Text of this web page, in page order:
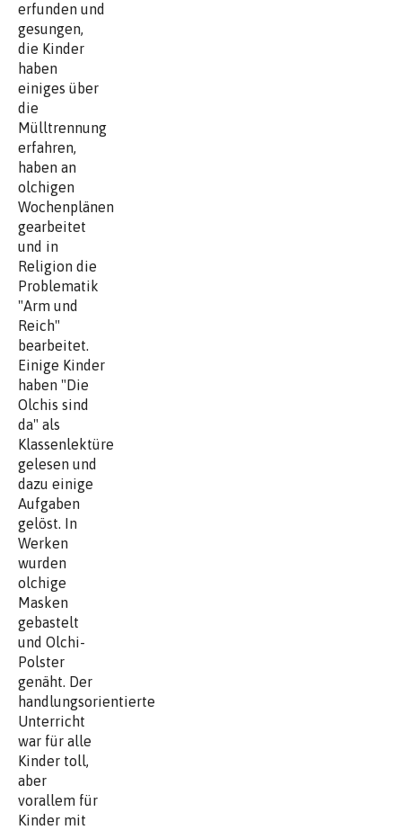
erfunden und
gesungen,
die Kinder
haben
einiges über
die
Mülltrennung
erfahren,
haben an
olchigen
Wochenplänen
gearbeitet
und in
Religion die
Problematik
"Arm und
Reich"
bearbeitet.
Einige Kinder
haben "Die
Olchis sind
da" als
Klassenlektüre
gelesen und
dazu einige
Aufgaben
gelöst. In
Werken
wurden
olchige
Masken
gebastelt
und Olchi-
Polster
genäht. Der
handlungsorientierte
Unterricht
war für alle
Kinder toll,
aber
vorallem für
Kinder mit